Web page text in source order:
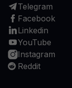
Telegram
Facebook
Linkedin
YouTube
Instagram
Reddit